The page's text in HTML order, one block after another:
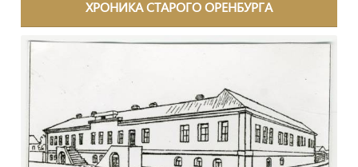
ХРОНИКА СТАРОГО ОРЕНБУРГА